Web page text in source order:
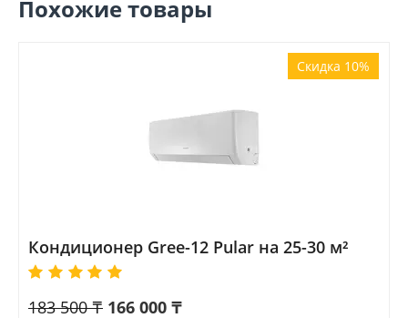
Похожие товары
Скидка 10%
Кондиционер Gree-12 Pular на 25-30 м²
183 500 ₸ 166 000 ₸